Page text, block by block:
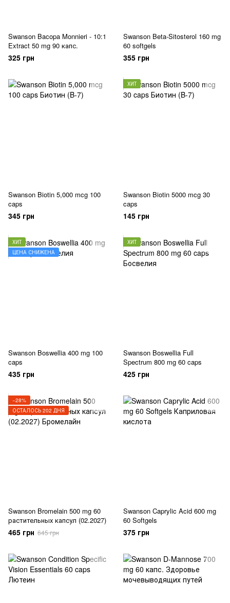
Swanson Bacopa Monnieri - 10:1
Extract 50 mg 90 капс.
325 грн
Swanson Beta-Sitosterol 160 mg
60 softgels
355 грн
Swanson Biotin 5,000 mcg 100
caps
345 грн
ХИТ
Swanson Biotin 5000 mcg 30
caps
145 грн
ХИТ
ЦЕНА СНИЖЕНА
Swanson Boswellia 400 mg 100
caps
435 грн
ХИТ
Swanson Boswellia Full
Spectrum 800 mg 60 caps
425 грн
−28%
ОСТАЛОСЬ 202 ДНЯ
Swanson Bromelain 500 mg 60
растительных капсул (02.2027)
465 грн 645 грн
Swanson Caprylic Acid 600 mg
60 Softgels
375 грн